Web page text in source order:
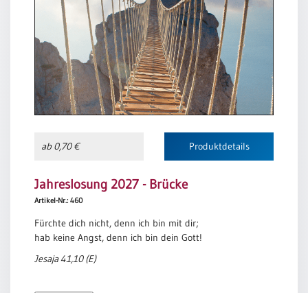
ab 0,70 € Produktdetails
Jahreslosung 2027 - Brücke
Artikel-Nr.: 460
Fürchte dich nicht, denn ich bin mit dir;
hab keine Angst, denn ich bin dein Gott!
Jesaja 41,10 (E)